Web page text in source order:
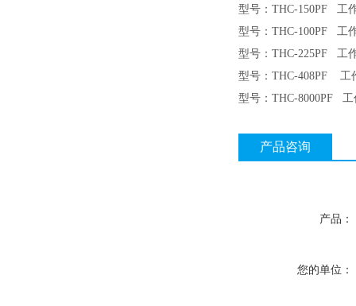
型号：THC-150PF 工
型号：THC-100PF 工
型号：THC-225PF 工
型号：THC-408PF 工
型号：THC-8000PF 工
产品咨询
产品：
您的单位：